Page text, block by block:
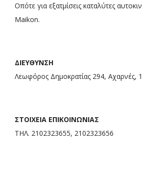
Οπότε για εξατμίσεις καταλύτες
Maikon.
ΔΙΕΥΘΥΝΣΗ
Λεωφόρος Δημοκρατίας 294, Αχαρνές,
ΣΤΟΙΧΕΙΑ ΕΠΙΚΟΙΝΩΝΙΑΣ
ΤΗΛ. 2102323655, 2102323656